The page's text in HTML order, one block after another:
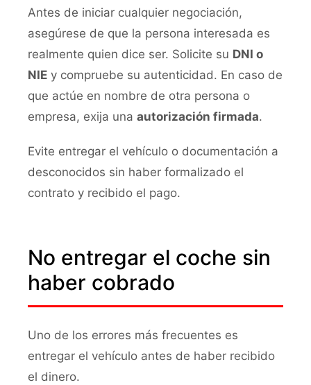
Antes de iniciar cualquier negociación,
asegúrese de que la persona interesada es
realmente quien dice ser. Solicite su DNI o
NIE y compruebe su autenticidad. En caso de
que actúe en nombre de otra persona o
empresa, exija una autorización firmada.
Evite entregar el vehículo o documentación a
desconocidos sin haber formalizado el
contrato y recibido el pago.
No entregar el coche sin
haber cobrado
Uno de los errores más frecuentes es
entregar el vehículo antes de haber recibido
el dinero.